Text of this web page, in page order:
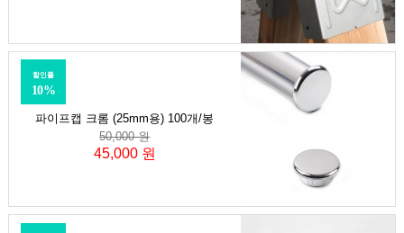
파이프캡 크롬 (25mm용) 100개/봉
할인률
10%
50,000 원
45,000 원